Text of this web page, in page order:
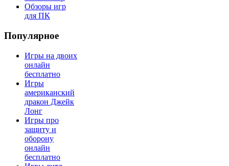
Обзоры игр
для ПК
Популярное
Игры на двоих
онлайн
бесплатно
Игры
американский
дракон Джейк
Лонг
Игры про
защиту и
оборону
онлайн
бесплатно